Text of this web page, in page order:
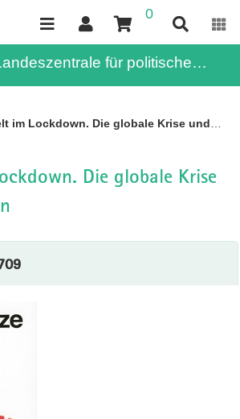
0
für politische
im Lockdown. Die globale Krise und
Die globale Krise